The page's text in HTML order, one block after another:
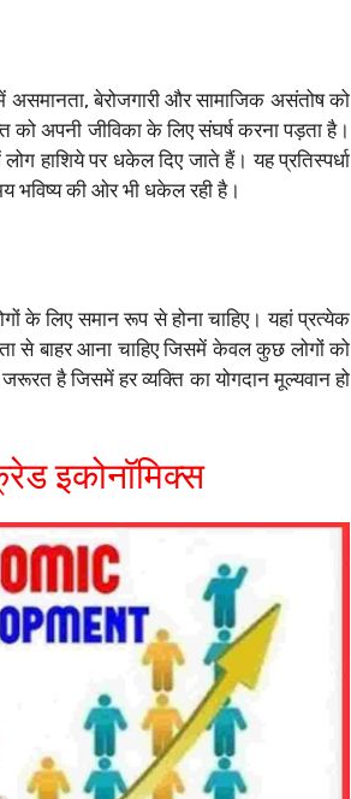
बेरोजगारी और सामाजिक असंतोष को
को अपनी जीविका के लिए संघर्ष करना पड़ता है।
हाशिये पर धकेल दिए जाते हैं। यह प्रतिस्पर्धा
भविष्य की ओर भी धकेल रही है।
के लिए समान रूप से होना चाहिए। यहां प्रत्येक
से बाहर आना चाहिए जिसमें केवल कुछ लोगों को
है जिसमें हर व्यक्ति का योगदान मूल्यवान हो
इकोनॉमिक्स